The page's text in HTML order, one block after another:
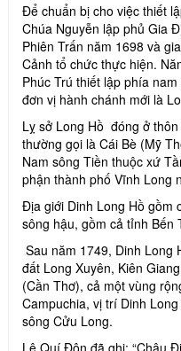
Để chuẩn bị cho việc thiết
Chúa Nguyễn lập phủ Gia
Phiên Trấn năm 1698 và
Cảnh tổ chức thực hiện.
Phúc Trú thiết lập phía
đơn vị hành chánh mới là
Lỵ sở Long Hồ đóng ở
thường gọi là Cái Bè (Mỹ
Nam sông Tiền thuộc xứ
phận thành phố Vĩnh Long
Địa giới Dinh Long Hồ gồm
sông hậu, gồm cả tỉnh Bến
Sau năm 1749, Dinh Long
đất Long Xuyên, Kiên
(Cần Thơ), cả một vùng
Campuchia, vị trí Dinh
sông Cửu Long.
Lê Quí Đôn đã ghi: “Châu